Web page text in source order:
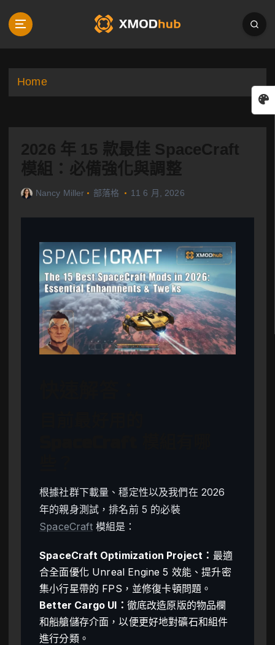
p
Home
2026 年 15 款最佳 SpaceCraft
模組：必備強化與調整
Nancy Miller 部落格 11 6 月, 2026
根據社群下載量、穩定性以及我們在 2026
年的親身測試，排名前 5 的必裝
SpaceCraft模組是：
SpaceCraft Optimization Project： 最適
合全面優化 Unreal Engine 5 效能、提升密
集小行星帶的 FPS，並修復卡頓問題。
Better Cargo UI： 徹底改造原版的物品欄
和船艙儲存介面，以便更好地對礦石和組件
進行分類。